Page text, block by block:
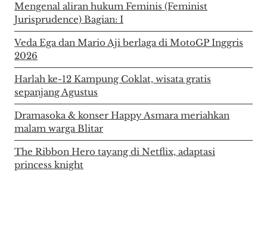
Mengenal aliran hukum Feminis (Feminist
Jurisprudence) Bagian: I
Veda Ega dan Mario Aji berlaga di MotoGP Inggris
2026
Harlah ke-12 Kampung Coklat, wisata gratis
sepanjang Agustus
Dramasoka & konser Happy Asmara meriahkan
malam warga Blitar
The Ribbon Hero tayang di Netflix, adaptasi
princess knight